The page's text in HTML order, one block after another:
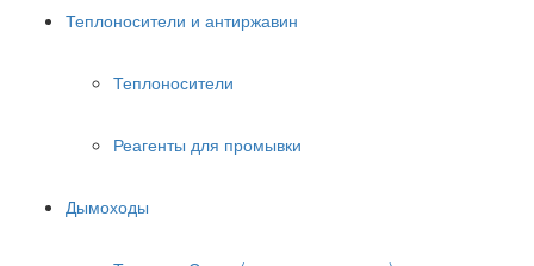
Теплоносители и антиржавин
Теплоносители
Реагенты для промывки
Дымоходы